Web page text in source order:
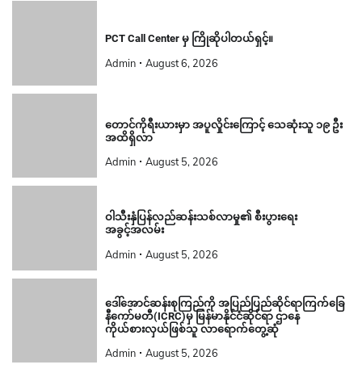
PCT Call Center မှ ကြိုဆိုပါတယ်ရှင့်။
Admin August 6, 2026
တောင်ကိုရီးယားမှာ အပူလှိုင်းကြောင့် သေဆုံးသူ ၁၉ ဦး
အထိရှိလာ
Admin August 5, 2026
ဝါသီးနှံပြန်လည်ဆန်းသစ်လာမှု၏ စီးပွားရေး
အခွင့်အလမ်း
Admin August 5, 2026
ဒေါ်အောင်ဆန်းစုကြည်ကို အပြည်ပြည်ဆိုင်ရာကြက်ခြေ
နီကော်မတီ(ICRC)မှ မြန်မာနိုင်ငံဆိုင်ရာ ဌာနေ
ကိုယ်စားလှယ်ဖြစ်သူ လာရောက်တွေ့ဆုံ
Admin August 5, 2026